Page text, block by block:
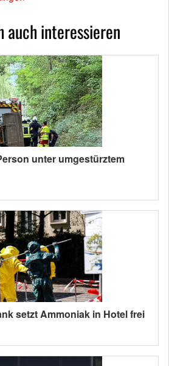
auch interessieren
unter umgestürztem
setzt Ammoniak in Hotel frei